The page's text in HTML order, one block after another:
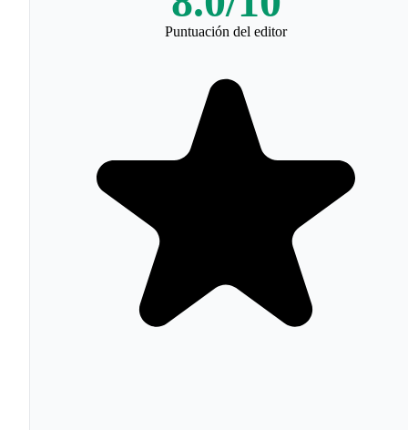
¿Qué es reCAPTCHA?
reCAPTCHA es un servicio gratuito de Google que
protege sitios web contra spam, bots y abuso
mediante desafíos que distinguen entre humanos y
máquinas. Originalmente creado en 2007 por Luis von
Ahn, Ben Maurer, Colin McMillen y David Abraham en
Universidad Carnegie Mellon, reCAPTCHA fue
por Google en septiembre de 2009. La primera versión
pedía a los usuarios transcribir texto distorsionado de
libros digitalizados, contribuyendo simultáneamente a la
Puntuación del editor